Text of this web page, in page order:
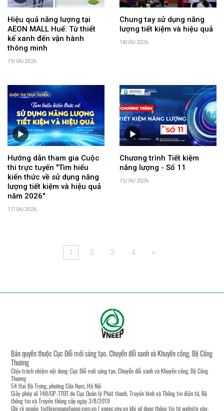
Hiệu quả năng lượng tại
AEON MALL Huế: Từ thiết
kế xanh đến vận hành
thông minh
19/06/2026
Chung tay sử dụng năng
lượng tiết kiệm và hiệu quả
18/06/2026
Hướng dẫn tham gia Cuộc
thi trực tuyến "Tìm hiểu
kiến thức về sử dụng năng
lượng tiết kiệm và hiệu quả
năm 2026"
17/06/2026
Chương trình Tiết kiệm
năng lượng - Số 11
15/06/2026
1 2 3 4 >
Bản quyền thuộc Cục Đổi mới sáng tạo, Chuyển đổi xanh và Khuyến công, Bộ Công
Thương
Chịu trách nhiệm nội dung: Cục Đổi mới sáng tạo, Chuyển đổi xanh và Khuyến công, Bộ Công
Thương
54 Hai Bà Trưng, phường Cửa Nam, Hà Nội
Giấy phép số 148/GP-TTĐT do Cục Quản lý Phát thanh, Truyền hình và Thông tin điện tử, Bộ
thông tin và Truyền thông cấp ngày 3/8/2019
Ghi rõ nguồn:tietkiemnangluong.com.vn| vneec.gov.vnkhi sử dụng thông tin từ website này.